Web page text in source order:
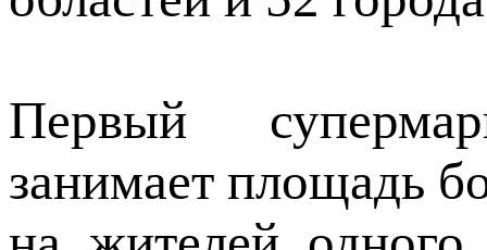
Первый
занимает площадь